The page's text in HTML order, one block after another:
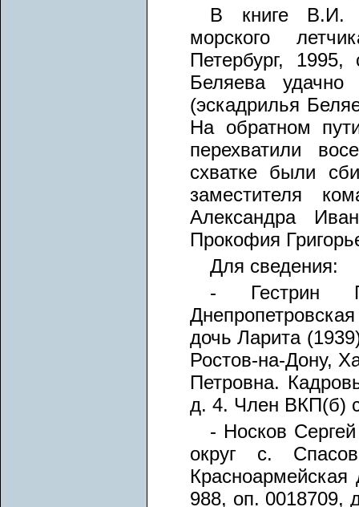
В книге В.И.
морского
Петербург,
Беляева
(эскадрилья
На обратном
перехватили
схватке были
заместителя
Александра
Прокофия
Для сведения:
- Гестрин
дочь Ларита
Ростов-на-Дону,
Петровна.
д. 4. Член ВКП(б)
- Носков
округ с.
988, оп.